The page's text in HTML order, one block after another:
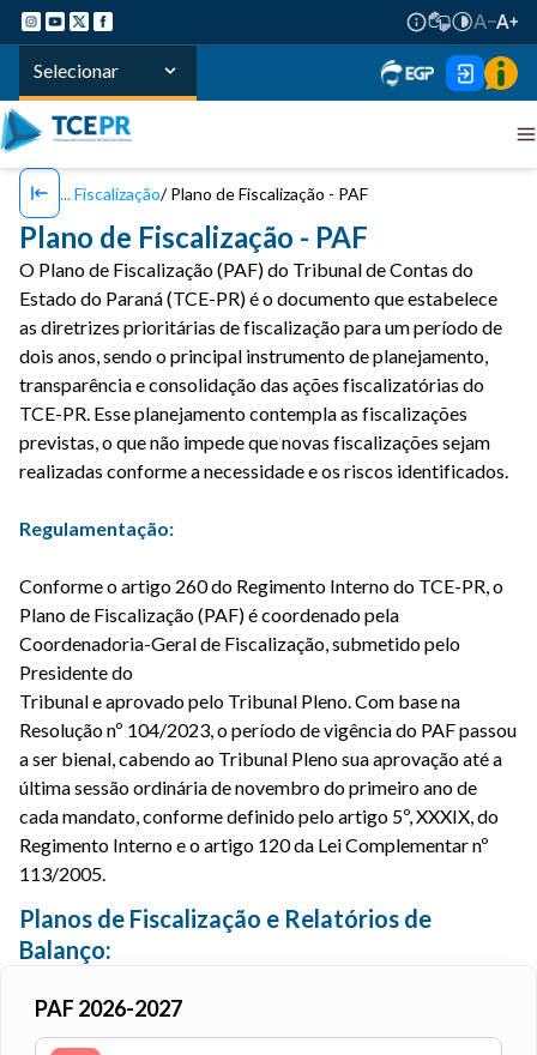
Selecionar
Fiscalização Plano de Fiscalização - PAF
Plano de Fiscalização - PAF
O Plano de Fiscalização (PAF) do Tribunal de Contas do
Estado do Paraná (TCE-PR) é odocumento que estabelece
as diretrizes prioritárias de fiscalização para um período de
dois anos, sendo o principal instrumento de planejamento,
transparência e consolidação das ações fiscalizatórias do
TCE-PR. Esse planejamento contempla as fiscalizações
previstas, oque não impede que novas fiscalizações sejam
realizadas conforme a necessidade e os riscos identificados.
Regulamentação:
Conforme o artigo 260 do Regimento Interno do TCE-PR, o
Plano de Fiscalização (PAF) é coordenado pela
Coordenadoria-Geral de Fiscalização, submetido pelo
Presidente do
Tribunal e aprovado pelo Tribunal Pleno. Com base na
Resolução nº 104/2023, o período de vigência do PAF passou
a ser bienal, cabendo ao Tribunal Pleno sua aprovação até a
última sessão ordinária de novembro do primeiro ano de
cada mandato, conforme definido pelo artigo 5º, XXXIX, do
Regimento Interno e o artigo 120 da Lei Complementar nº
113/2005.
Planos de Fiscalização e Relatórios de
Balanço:
PAF 2026-2027